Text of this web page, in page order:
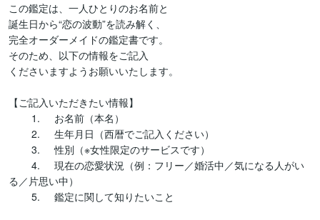
この鑑定は、一人ひとりのお名前と
誕生日から“恋の波動”を読み解く、
完全オーダーメイドの鑑定書です。
そのため、以下の情報をご記入
くださいますようお願いいたします。
【ご記入いただきたい情報】
る／片思い中）